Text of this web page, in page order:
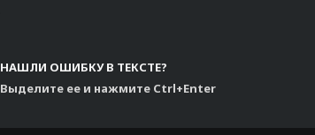
НАШЛИ ОШИБКУ В ТЕКСТЕ?
Выделите ее и нажмите Ctrl+Enter